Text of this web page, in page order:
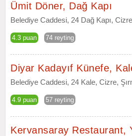
Ümit Döner, Dağ Kapı
Belediye Caddesi, 24 Dağ Kapı,
4.3 puan 74 reyting
Diyar Kadayıf Künefe,
Belediye Caddesi, 24 Kale, Cizre,
4.9 puan 57 reyting
Kervansaray Restaurant,